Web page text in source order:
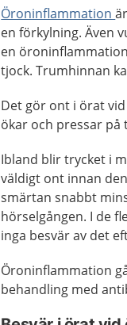
Öroninflammation
en förkylning. Även
en
tjock. Trumhinnan
Det gör ont i örat
ökar och pressar
Ibland blir trycket i
väldigt ont innan
smärtan snabbt
hörselgången. I de
inga besvär av det
Öroninflammation
behandling med